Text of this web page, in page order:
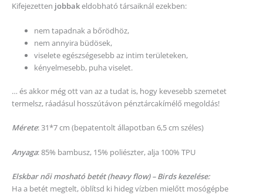
Kifejezetten jobbakeldobható társaiknál ezekben:
nem tapadnak a bőrödhöz,
nem annyira büdösek,
viselete egészségesebb az intim területeken,
kényelmesebb, puha viselet.
… és akkor még ott van az a tudat is, hogy kevesebb szemetet
termelsz, ráadásul hosszútávon pénztárcakímélő megoldás!
Mérete: 31*7 cm (bepatentolt állapotban 6,5 cm széles)
Anyaga: 85% bambusz, 15% poliészter, alja 100% TPU
Elskbar női mosható betét (heavy flow) – Birds kezelése:
Ha a betét megtelt, öblítsd ki hideg vízben mielőtt mosógépbe